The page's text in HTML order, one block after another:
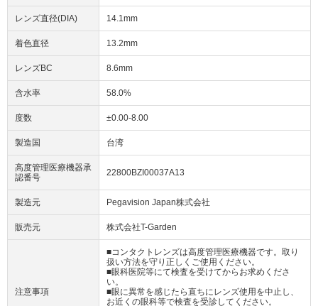
レンズ直径(DIA) 14.1mm
着色直径 13.2mm
レンズBC 8.6mm
含水率 58.0%
度数 ±0.00-8.00
製造国 台湾
高度管理医療機器承
認番号
22800BZI00037A13
製造元 Pegavision Japan株式会社
販売元 株式会社T-Garden
注意事項
■コンタクトレンズは高度管理医療機器です。取り
扱い方法を守り正しくご使用ください。
■眼科医院等にて検査を受けてからお求めくださ
い。
■眼に異常を感じたら直ちにレンズ使用を中止し、
お近くの眼科等で検査を受診してください。